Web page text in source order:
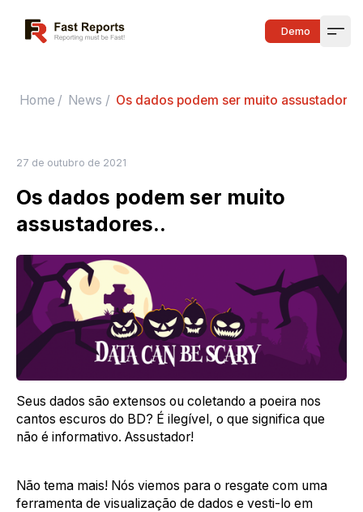
Fast Reports Demo
Home / News / Os dados podem ser muito
27 de outubro de 2021
Os dados podem ser muito
assustadores..
Seus dados são extensos ou coletando a poeira nos
cantos escuros do BD? É ilegível, o que significa que
não é informativo. Assustador!
Não tema mais! Nós viemos para o resgate com uma
ferramenta de visualização de dados e vesti-lo em